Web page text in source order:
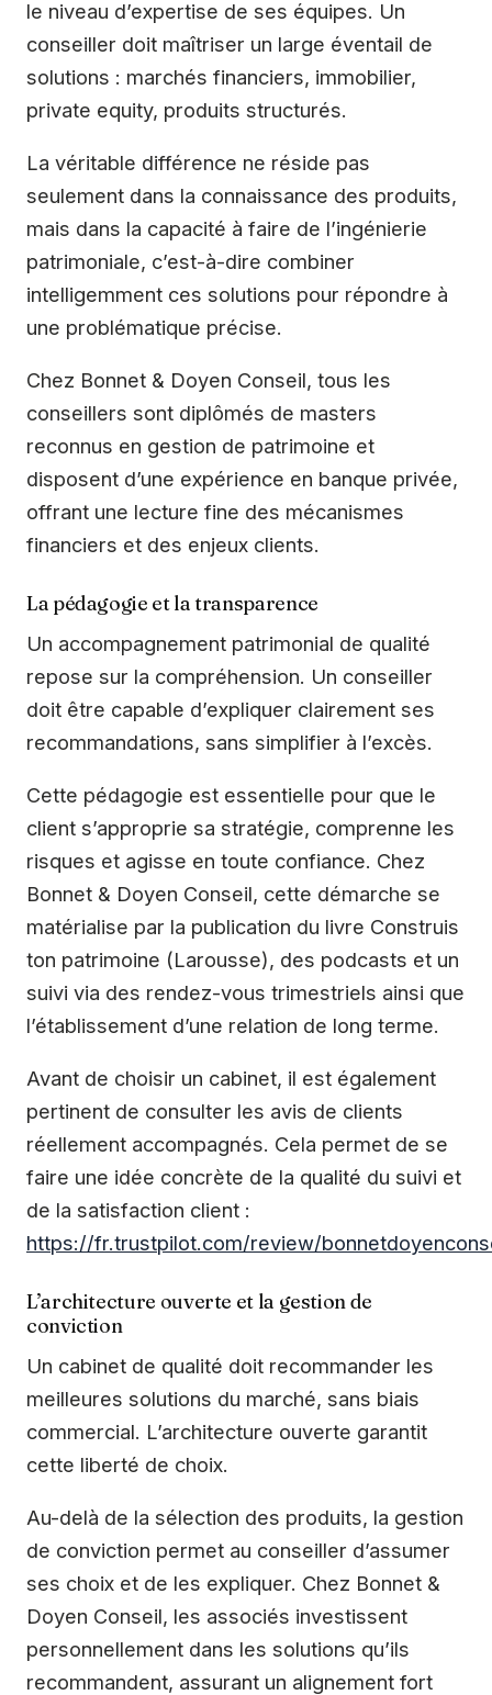
le niveau d’expertise de ses équipes. Un
conseiller doit maîtriser un large éventail de
solutions : marchés financiers, immobilier,
private equity, produits structurés.
La véritable différence ne réside pas
seulement dans la connaissance des produits,
mais dans la capacité à faire de l’ingénierie
patrimoniale, c’est-à-dire combiner
intelligemment ces solutions pour répondre à
une problématique précise.
Chez Bonnet & Doyen Conseil, tous les
conseillers sont diplômés de masters
reconnus en gestion de patrimoine et
disposent d’une expérience en banque privée,
offrant une lecture fine des mécanismes
financiers et des enjeux clients.
La pédagogie et la transparence
Un accompagnement patrimonial de qualité
repose sur la compréhension. Un conseiller
doit être capable d’expliquer clairement ses
recommandations, sans simplifier à l’excès.
Cette pédagogie est essentielle pour que le
client s’approprie sa stratégie, comprenne les
risques et agisse en toute confiance. Chez
Bonnet & Doyen Conseil, cette démarche se
matérialise par la publication du livre Construis
ton patrimoine (Larousse), des podcasts et un
suivi via des rendez-vous trimestriels ainsi que
l’établissement d’une relation de long terme.
Avant de choisir un cabinet, il est également
pertinent de consulter les avis de clients
réellement accompagnés. Cela permet de se
faire une idée concrète de la qualité du suivi et
de la satisfaction client :
https://fr.trustpilot.com/review/
L’architecture ouverte et la gestion de
conviction
Un cabinet de qualité doit recommander les
meilleures solutions du marché, sans biais
commercial. L’architecture ouverte garantit
cette liberté de choix.
Au-delà de la sélection des produits, la gestion
de conviction permet au conseiller d’assumer
ses choix et de les expliquer. Chez Bonnet &
Doyen Conseil, les associés investissent
personnellement dans les solutions qu’ils
recommandent, assurant un alignement fort